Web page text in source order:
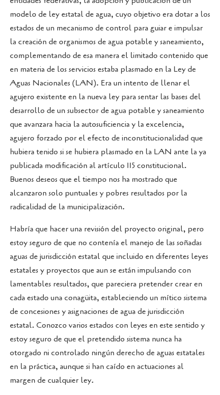
modelo de ley estatal de agua, cuyo objetivo era dotar a los
estados de un mecanismo de control para guiar e impulsar
la creación de organismos de agua potable y saneamiento,
complementando de esa manera el limitado contenido que
en materia de los servicios estaba plasmado en la Ley de
Aguas Nacionales (LAN). Era un intento de llenar el
agujero existente en la nueva ley para sentar las bases del
desarrollo de un subsector de agua potable y saneamiento
que avanzara hacia la autosuficiencia y la excelencia,
agujero forzado por el efecto de inconstitucionalidad que
hubiera tenido si se hubiera plasmado en la LAN ante la ya
publicada modificación al artículo 115 constitucional.
Buenos deseos que el tiempo nos ha mostrado que
alcanzaron solo puntuales y pobres resultados por la
radicalidad de la municipalización.
Habría que hacer una revisión del proyecto original, pero
estoy seguro de que no contenía el manejo de las soñadas
aguas de jurisdicción estatal que incluido en diferentes leyes
estatales y proyectos que aun se están impulsando con
lamentables resultados, que pareciera pretender crear en
cada estado una conagüita, estableciendo un mítico sistema
de concesiones y asignaciones de agua de jurisdicción
estatal. Conozco varios estados con leyes en este sentido y
estoy seguro de que el pretendido sistema nunca ha
otorgado ni controlado ningún derecho de aguas estatales
en la práctica, aunque si han caído en actuaciones al
margen de cualquier ley.